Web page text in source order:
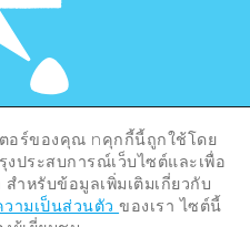
Association /
/ Hiroshima City .
ตอร์ของคุณ nคุกกี้นี้ถูกใช้โดย
ประสบการณ์เว็บไซต์และเพื่อ
ำหรับข้อมูลเพิ่มเติมเกี่ยวกับ
วามเป็นส่วนตัวของเรา ไซต์นี้